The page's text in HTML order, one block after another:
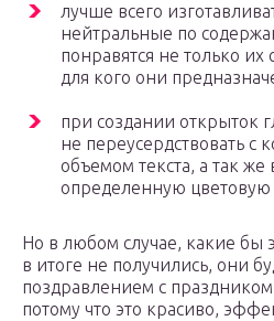
лучше всего
нейтральные по
понравятся не только их
для кого они
при создании открыток
не переусердствовать с
объемом текста, а так
определенную цветовую
Но в любом случае, какие бы
в итоге не получились, они
поздравлением с
потому что это красиво,